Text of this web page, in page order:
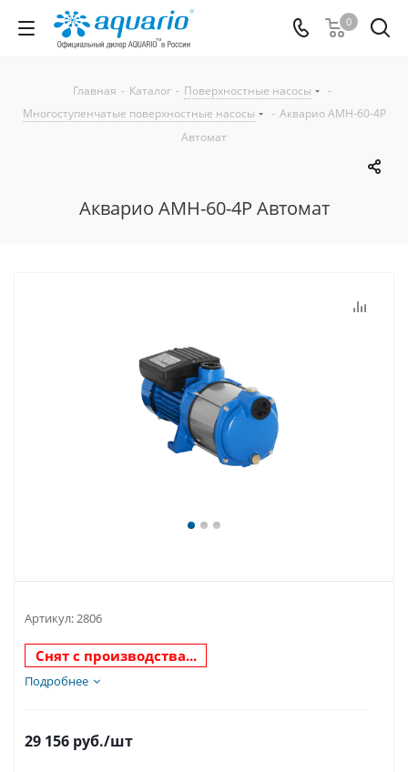
0
Главная - Каталог - Поверхностные насосы
-
Многоступенчатые поверхностные насосы
- Акварио AMH-60-4P
Автомат
Акварио AMH-60-4P Автомат
Артикул:2806
Снят с производства...
Подробнее
29 156 руб./шт